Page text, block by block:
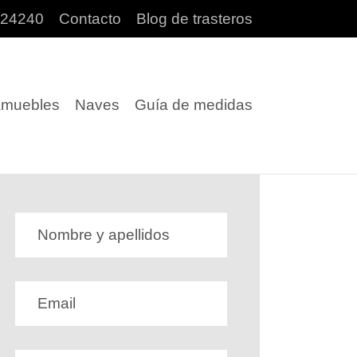
Contacto Blog de trasteros
Naves Guía de medidas